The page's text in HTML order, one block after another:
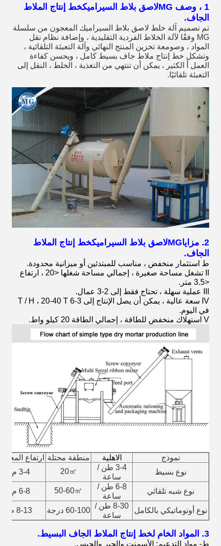
1 ، وصف MG لاصق بلاط السيراميكخط إنتاج الملاط
الجاف.
التعبئة تلقائيًا.
2. مزايا MGلاصق بلاط السيراميكخط إنتاج الملاط
الجاف.
ط استثمار منخفض ، مناسب للمبتدئين أو ميزانية محدودة.
II تشغل مساحة صغيرة ، إجمالي مساحة شغلها <20 ، ارتفاع
<3.5 متر.
IV سعة عالية ، يمكن أن يصل الإنتاج إلى 3-6 T / H ، 20-40 T
في اليوم.
V استهلاك منخفض للطاقة ، إجمالي الطاقة 20 كيلو واط.
نموذج الاهلية منطقة محتلة
ارتفاع
نوع بسيط
3-4 طن /
ساعة
20㎡ 3-4 م
نوع شبه تلقائي
6-8 طن /
ساعة
50-60㎡ 6-8 م
نوع أوتوماتيكي بالكامل
8-30 طن /
ساعة
60-100 درجة 8-13 م
3. المواد الخام لخط إنتاج الملاط الجاف البسيط.
ط- مواد التدعيم: الأسمنت والجير والجبس.